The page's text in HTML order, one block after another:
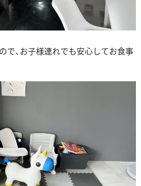
で、お子様連れでも安心してお食事